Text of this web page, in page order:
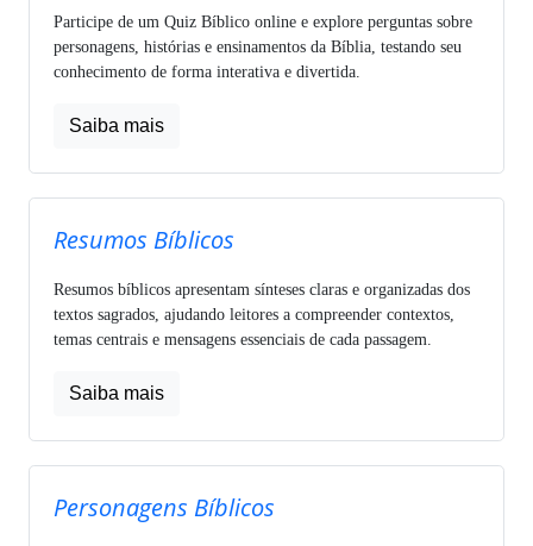
Participe de um Quiz Bíblico online e explore perguntas sobre
personagens, histórias e ensinamentos da Bíblia, testando seu
conhecimento de forma interativa e divertida.
Saiba mais
Resumos Bíblicos
Resumos bíblicos apresentam sínteses claras e organizadas dos
textos sagrados, ajudando leitores a compreender contextos,
temas centrais e mensagens essenciais de cada passagem.
Saiba mais
Personagens Bíblicos